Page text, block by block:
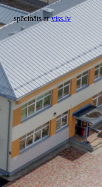
spēcināts arviss.lv